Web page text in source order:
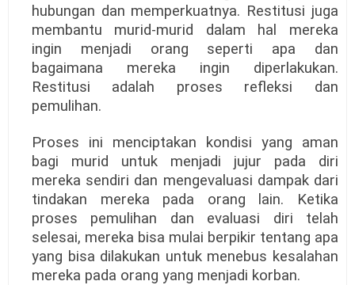
hubungan dan memperkuatnya. Restitusi juga
membantu murid-murid dalam hal mereka
ingin menjadi orang seperti apa dan
bagaimana mereka ingin diperlakukan.
Restitusi adalah proses refleksi dan
pemulihan.
Proses ini menciptakan kondisi yang aman
bagi murid untuk menjadi jujur pada diri
mereka sendiri dan mengevaluasi dampak dari
tindakan mereka pada orang lain. Ketika
proses pemulihan dan evaluasi diri telah
selesai, mereka bisa mulai berpikir tentang apa
yang bisa dilakukan untuk menebus kesalahan
mereka pada orang yang menjadi korban.